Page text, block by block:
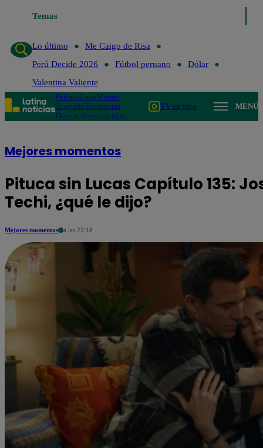
Temas
Lo último Me Caigo de Risa
Lo último
Me Caigo de Risa
Perú Decide 2026
Fútbol peruano
Dólar
Valentina Valiente
PolíticaLimaMundo
Te ayudoTendencias
DeportesEspectáculos
TV en vivo MENÚ
Mejores momentos
Pituca sin Lucas Capítulo 135:
Techi, ¿qué le dijo?
Mejores momentos a las 22:18